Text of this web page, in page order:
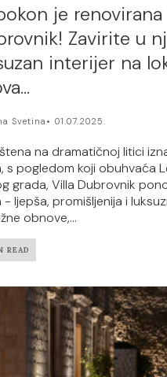
je renovirana
Zavirite u
interijer na
Svetina 01.07.2025.
na dramatičnoj litici
s pogledom koji obuhvaća
grada, Villa Dubrovnik
ljepša, promišljenija i
obnove,...
READ